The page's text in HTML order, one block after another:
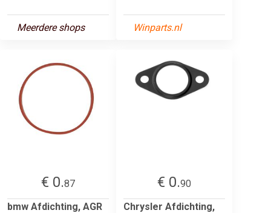
Meerdere shops Winparts.nl
€ 0.87
bmw Afdichting, AGR
€ 0.90
Chrysler Afdichting,